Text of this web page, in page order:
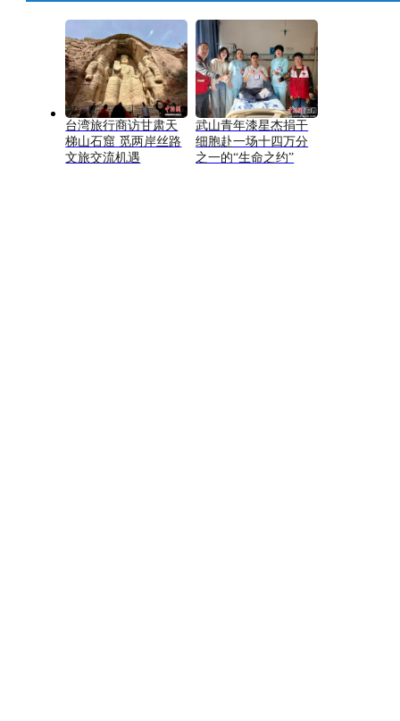
台湾旅行商访甘肃天
梯山石窟 觅两岸丝路
文旅交流机遇
武山青年漆星杰捐干
细胞赴一场十四万分
之一的“生命之约”